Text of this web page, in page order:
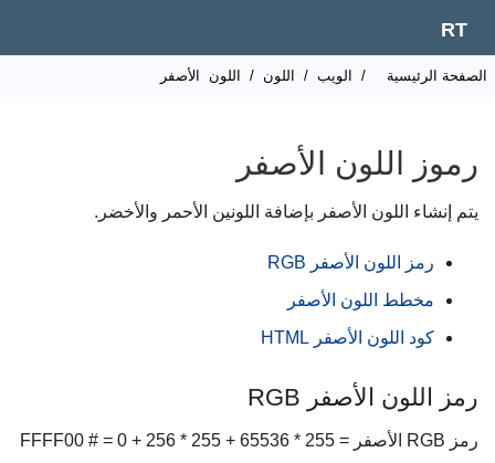
RT
الرئيسية الويب / اللون / اللون الأصفر
رموز اللون الأصفر
يتم إنشاء اللون الأصفر بإضافة اللونين الأحمر والأخضر.
رمز اللون الأصفر RGB
مخطط اللون الأصفر
كود اللون الأصفر HTML
رمز اللون الأصفر RGB
رمز RGB الأصفر = 255 * 65536 + 255 * 256 + 0 = # FFFF00